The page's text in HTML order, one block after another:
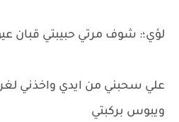
لؤي؛: شوف مرتي حبيبتي قبان
علي سحبني من ايدي واخذني
ويبوس بركبتي